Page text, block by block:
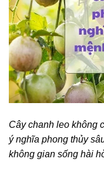
Cây chanh leo không
ý nghĩa phong thủy
không gian sống hài